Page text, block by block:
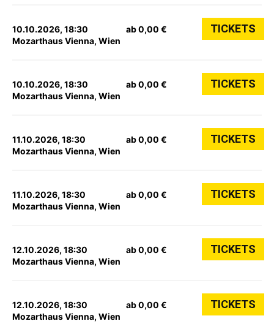
10.10.2026, 18:30
Mozarthaus Vienna, Wien
ab 0,00 € TICKETS
10.10.2026, 18:30
Mozarthaus Vienna, Wien
ab 0,00 € TICKETS
11.10.2026, 18:30
Mozarthaus Vienna, Wien
ab 0,00 € TICKETS
11.10.2026, 18:30
Mozarthaus Vienna, Wien
ab 0,00 € TICKETS
12.10.2026, 18:30
Mozarthaus Vienna, Wien
ab 0,00 € TICKETS
12.10.2026, 18:30
Mozarthaus Vienna, Wien
ab 0,00 € TICKETS